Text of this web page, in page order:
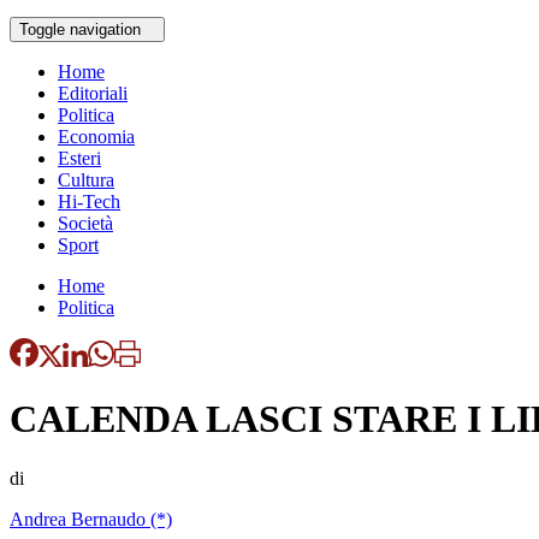
Toggle navigation
Home
Editoriali
Politica
Economia
Esteri
Cultura
Hi-Tech
Società
Sport
Home
Politica
CALENDA LASCI STARE I
di
Andrea Bernaudo (*)